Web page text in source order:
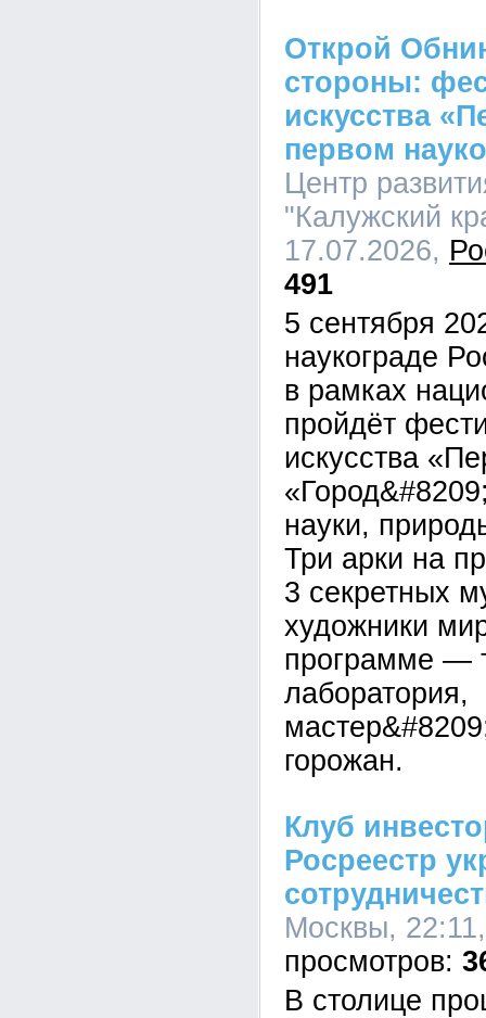
Открой
стороны:
искусства
первом
Центр
"Калужский
17.07.2026,
491
5 сентября
наукограде
в рамках
пройдёт
искусства
науки,
Три арки на
3 секретных
художники
программе —
лаборатория,
горожан.
Клуб
Росреестр
Москвы,
В столице